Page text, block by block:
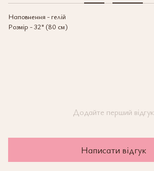
Наповнення - гелій
Розмір - 32" (80 см)
Додайте перший відгук
Написати відгук